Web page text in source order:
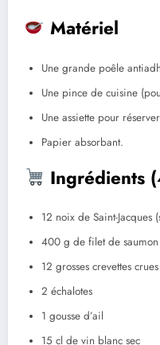
Matériel
Une grande poêle
Une pince de cuisine
Une assiette pour
Papier absorbant.
Ingrédients
12 noix de Saint-Jacques
400 g de filet de saumon
12 grosses crevettes
2 échalotes
1 gousse d’ail
15 cl de vin blanc sec